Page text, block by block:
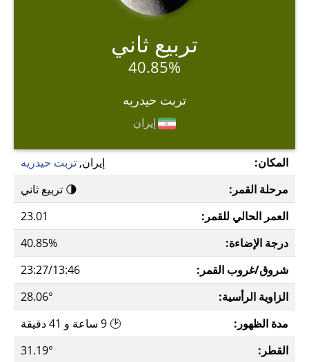
تربيع ثاني
40.85%
تربت حيدريه
إيران
المكان: إيران, تربت حيدريه
مرحلة القمر:
🌗 تربيع ثاني
العمر الحالي للقمر:
23.01
درجة الإضاءة:
40.85%
شروق/غروب القمر:
23:27/13:46
الزاوية الرأسية:
28.06°
مدة الظهور:
🕑 9 ساعة و 41 دقيقة
القطر:
31.19°